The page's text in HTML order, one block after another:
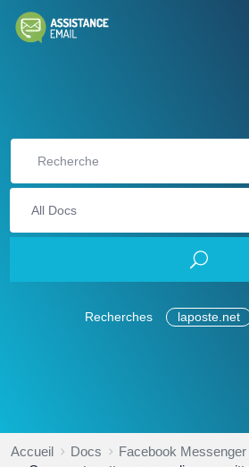
Recherches laposte.net
Accueil Docs Facebook Messenger